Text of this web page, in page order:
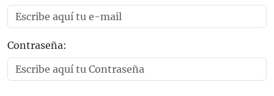
Contraseña: